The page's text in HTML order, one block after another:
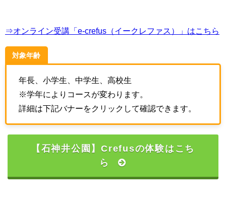
⇒オンライン受講「e-crefus（イークレファス）」はこちら
対象年齢
年長、小学生、中学生、高校生
※学年によりコースが変わります。
詳細は下記バナーをクリックして確認できます。
【石神井公園】Crefusの体験はこち
ら